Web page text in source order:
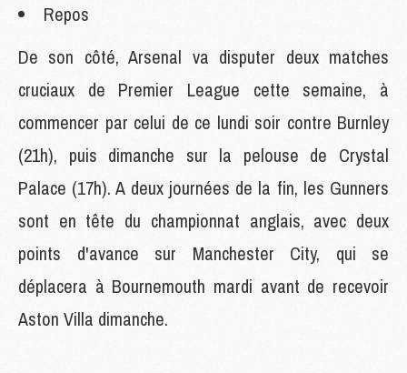
Repos
De son côté, Arsenal va disputer deux matches
cruciaux de Premier League cette semaine, à
commencer par celui de ce lundi soir contre Burnley
(21h), puis dimanche sur la pelouse de Crystal
Palace (17h). A deux journées de la fin, les Gunners
sont en tête du championnat anglais, avec deux
points d'avance sur Manchester City, qui se
déplacera à Bournemouth mardi avant de recevoir
Aston Villa dimanche.